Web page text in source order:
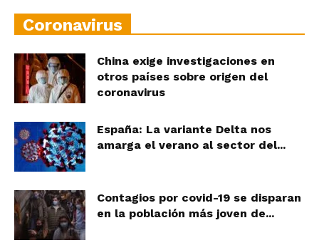
Coronavirus
China exige investigaciones en
otros países sobre origen del
coronavirus
España: La variante Delta nos
amarga el verano al sector del...
Contagios por covid-19 se disparan
en la población más joven de...